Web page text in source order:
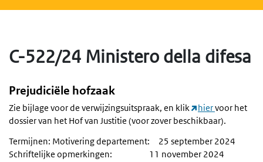
C-522/24 Ministero della difesa
Prejudiciële hofzaak
Zie bijlage voor de verwijzingsuitspraak, en klik hiervoor het
dossier van het Hof van Justitie (voor zover beschikbaar).
Termijnen: Motivering departement: 25 september 2024
Schriftelijke opmerkingen: 11 november 2024